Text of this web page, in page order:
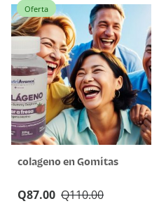
Oferta
colageno en Gomitas
Q110.00
Q87.00